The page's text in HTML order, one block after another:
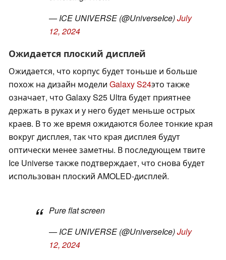
— ICE UNIVERSE (@UniverseIce)July
12, 2024
Ожидается плоский дисплей
Ожидается, что корпус будет тоньше и больше
похож на дизайн модели Galaxy S24это также
означает, что Galaxy S25 Ultra будет приятнее
держать в руках и у него будет меньше острых
краев. В то же время ожидаются более тонкие края
вокруг дисплея, так что края дисплея будут
оптически менее заметны. В последующем твите
Ice Universe также подтверждает, что снова будет
использован плоский AMOLED-дисплей.
Pure flat screen
— ICE UNIVERSE (@UniverseIce)July
12, 2024